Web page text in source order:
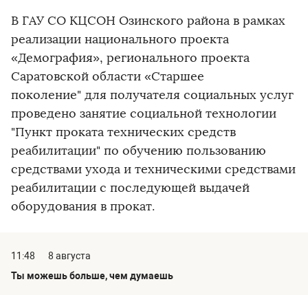
В ГАУ СО КЦСОН Озинского района в рамках
реализации национального проекта
«Демография», регионального проекта
Саратовской области «Старшее
поколение" для получателя социальных услуг
проведено занятие социальной технологии
"Пункт проката технических средств
реабилитации" по обучению пользованию
средствами ухода и техническими средствами
реабилитации с последующей выдачей
оборудования в прокат.
11:48
8 августа
Ты можешь больше, чем думаешь